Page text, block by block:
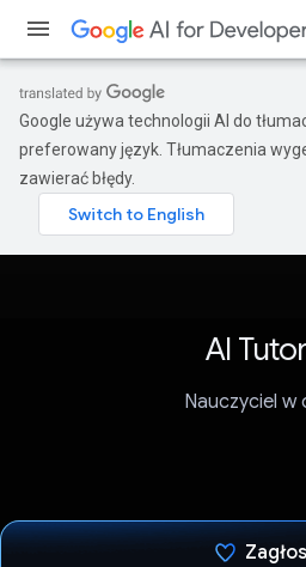
Google używa technologii AI do
preferowany język. Tłumaczenia
zawierać błędy.
AI
Nauczyciel w